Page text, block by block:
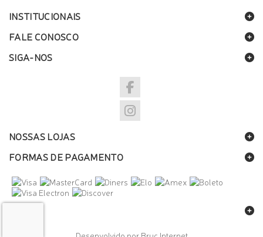
INSTITUCIONAIS
FALE CONOSCO
SIGA-NOS
NOSSAS LOJAS
FORMAS DE PAGAMENTO